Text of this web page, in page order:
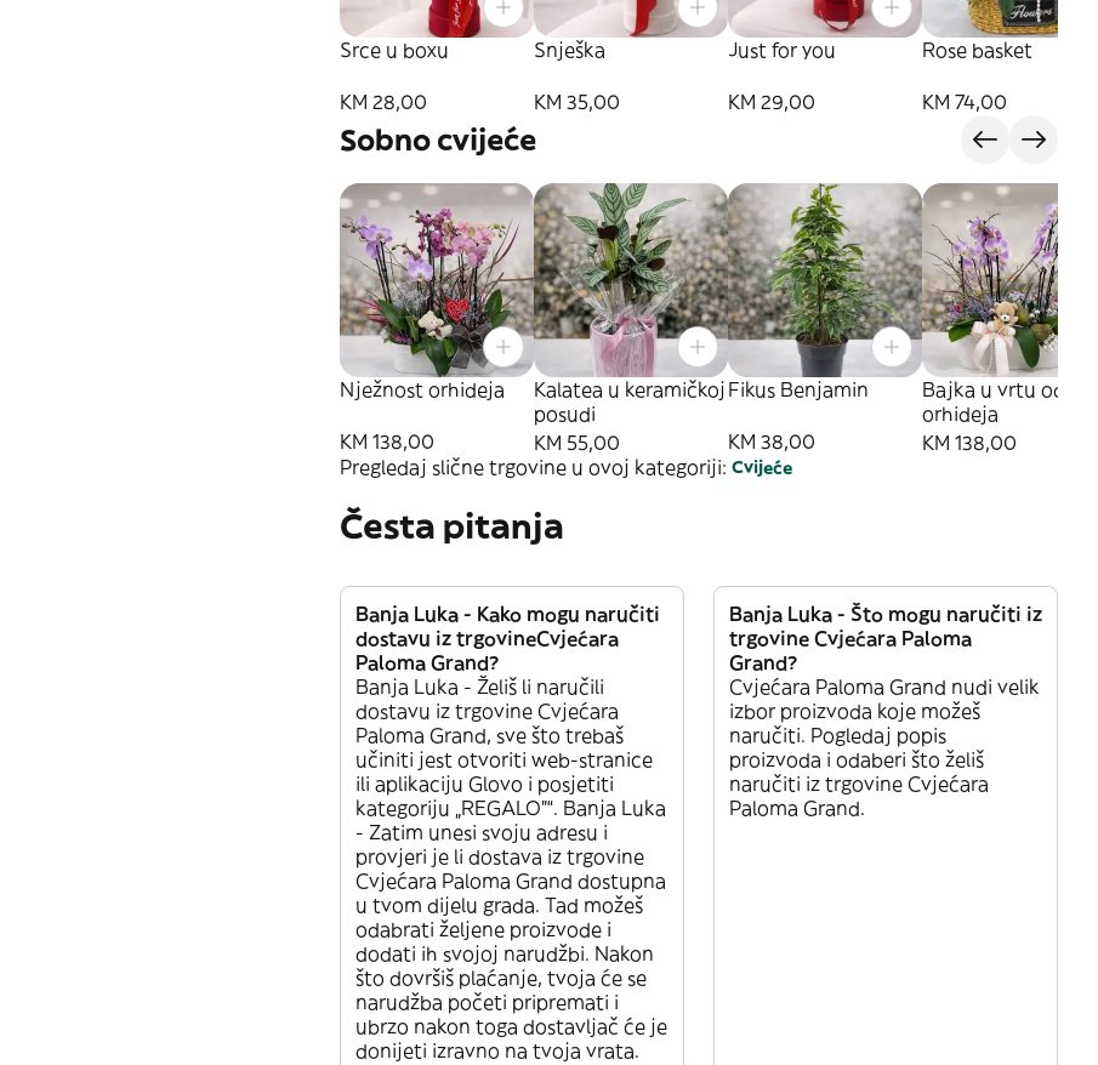
Srce u boxu
KM 28,00
Snješka
KM 35,00
Just for you
KM 29,00
Rose basket
KM 74,00
Sobno cvijeće
Nježnost orhideja
KM 138,00
Kalatea u keramičkoj
posudi
KM 55,00
Fikus Benjamin
KM 38,00
Bajka u vrtu od
orhideja
KM 138,00
Pregledaj slične trgovine u ovoj kategoriji: Cvijeće
Česta pitanja
Banja Luka - Kako mogu naručiti
dostavu iz trgovineCvjećara
Paloma Grand?
Banja Luka - Želiš li naručili
dostavu iz trgovine Cvjećara
Paloma Grand, sve što trebaš
učiniti jest otvoriti web-stranice
ili aplikaciju Glovo i posjetiti
kategoriju „REGALO”“. Banja Luka
- Zatim unesi svoju adresu i
provjeri je li dostava iz trgovine
Cvjećara Paloma Grand dostupna
u tvom dijelu grada. Tad možeš
odabrati željene proizvode i
dodati ih svojoj narudžbi. Nakon
što dovršiš plaćanje, tvoja će se
narudžba početi pripremati i
ubrzo nakon toga dostavljač će je
donijeti izravno na tvoja vrata.
Banja Luka - Što mogu naručiti iz
trgovine Cvjećara Paloma
Grand?
Cvjećara Paloma Grand nudi velik
izbor proizvoda koje možeš
naručiti. Pogledaj popis
proizvoda i odaberi što želiš
naručiti iz trgovine Cvjećara
Paloma Grand.